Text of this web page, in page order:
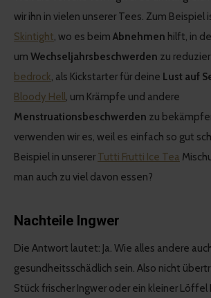
wir ihn in vielen unserer Tees. Zum Beispiel
Skintight, wo es beim Abnehmen hilft, in
um Wechseljahrsbeschwerden zu
bedrock, als Kickstarter für deine Lust auf
Bloody Hell, um Krämpfe und andere
Menstruationsbeschwerden zu
verwenden wir es, weil es einfach so gut
Beispiel in unserer Tutti Frutti Ice Tea
man auch zu viel davon essen?
Nachteile Ingwer
Die Antwort lautet: Ja. Wie alles andere
gesundheitsschädlich sein. Also nicht
Stück frischer Ingwer oder ein kleiner Löffel